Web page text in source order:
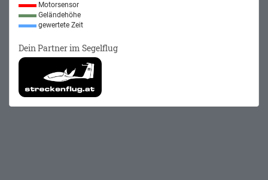
Motorsensor
Geländehöhe
gewertete Zeit
Dein Partner im Segelflug